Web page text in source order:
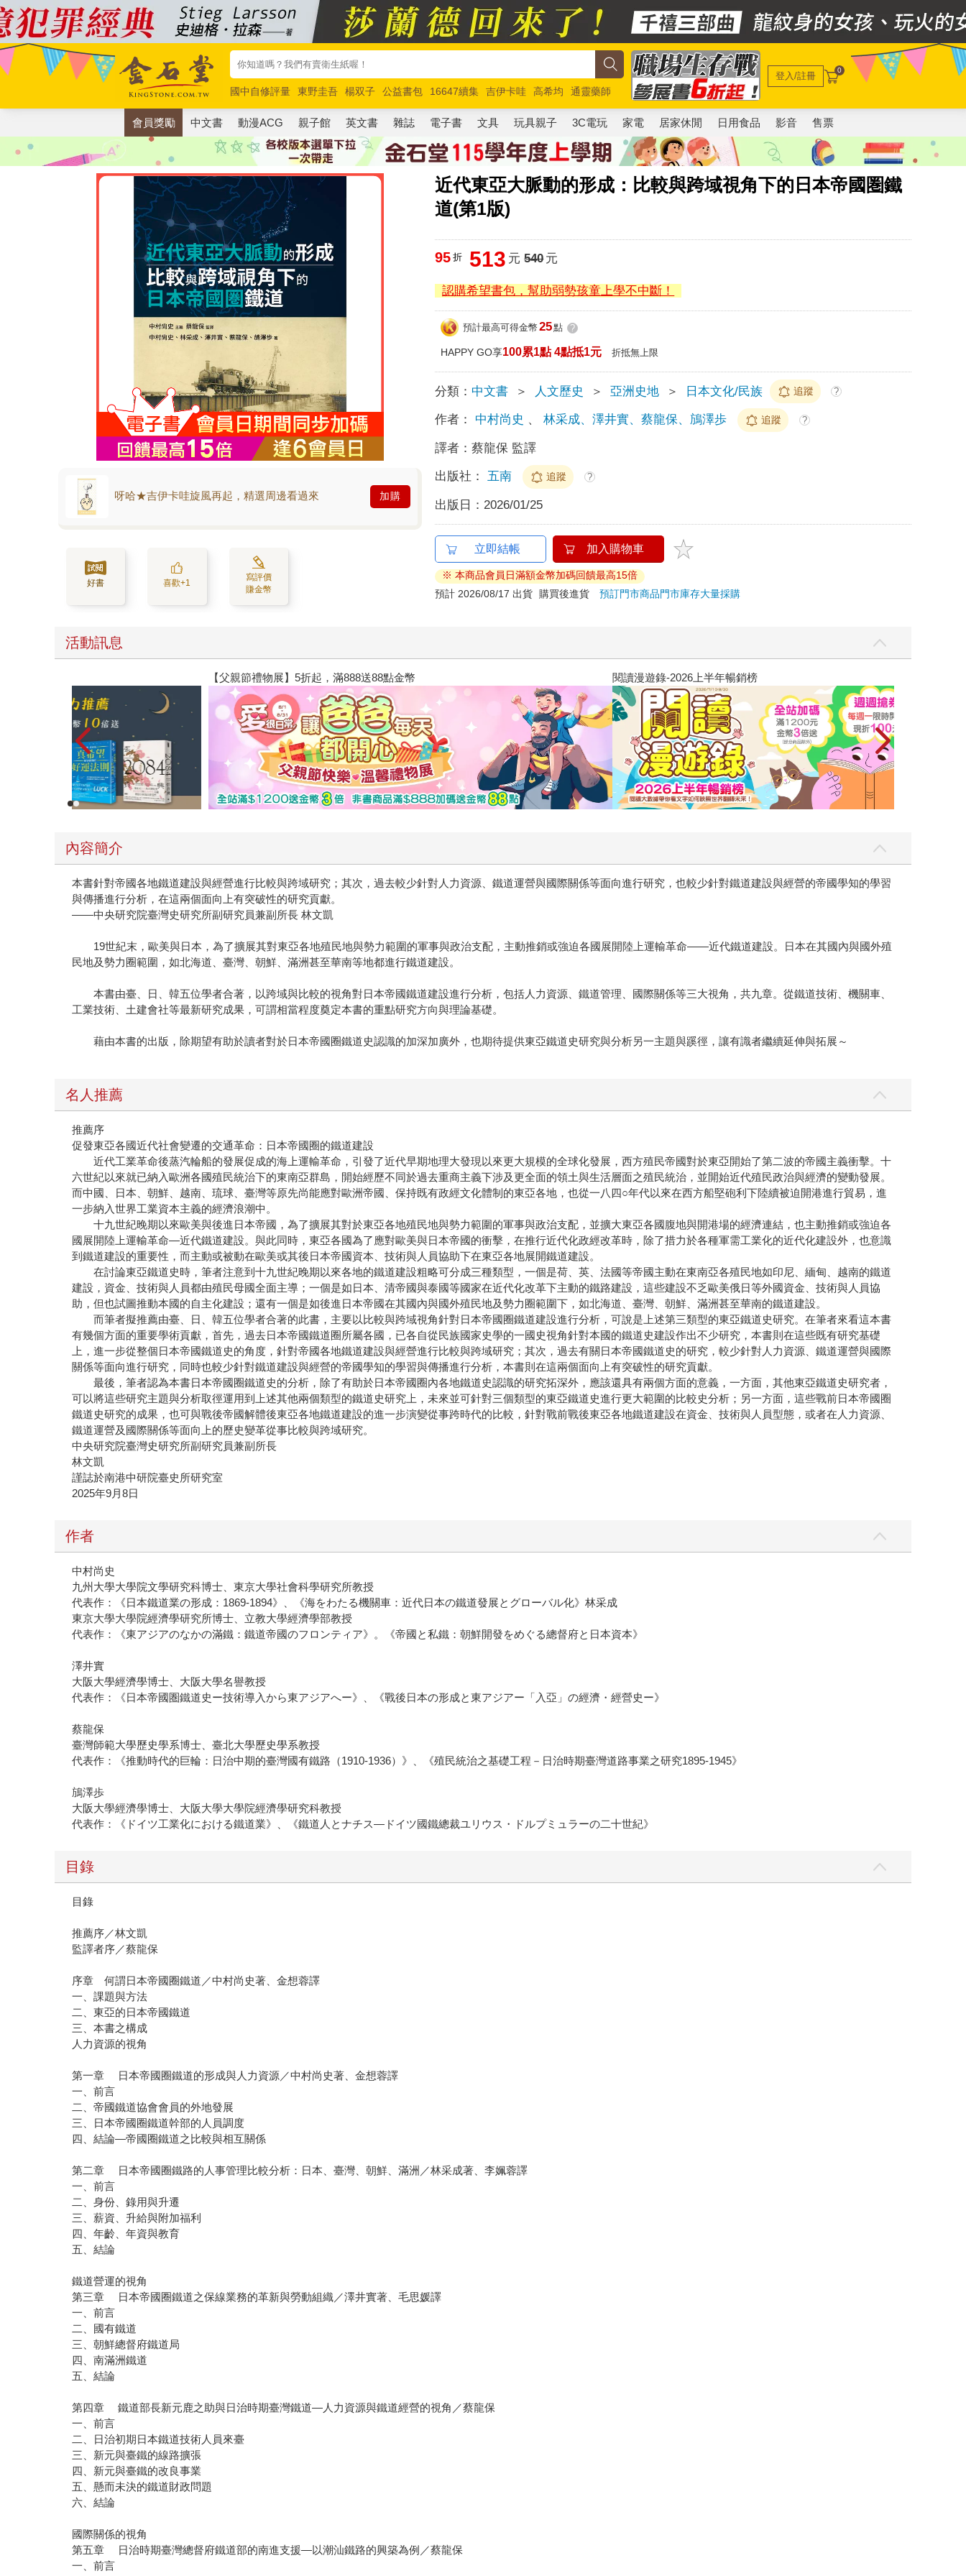
國中自修評量 東野圭吾 楊双子 公益書包 16647續集 吉伊卡哇 高希均
通靈藥師
唯紅花綻放
奧德賽 路邊攤新作 馬斯克 玩具總動員5 超慢跑
登入/註冊 0
會員獎勵 中文書 動漫ACG 親子館 英文書 雜誌 電子書 文具 玩具親子 3C電玩 家電 居家休閒 日用食品 影音 售票
近代東亞大脈動的形成：比較與跨域視角下的日本帝國圏鐵
道(第1版)
呀哈★吉伊卡哇旋風再起，精選周邊看過來 加購
好書 喜歡+1
寫評價
賺金幣
95 折 513 元 540元
認購希望書包，幫助弱勢孩童上學不中斷！
預計最高可得金幣 25點 ?
HAPPY GO享100累1點 4點抵1元 折抵無上限
分類： 中文書 ＞ 人文歷史 ＞ 亞洲史地 ＞ 日本文化/民族 追蹤 ?
作者： 中村尚史 、林采成、澤井實、蔡龍保、鴋澤歩 追蹤 ?
譯者：蔡龍保 監譯
出版社： 五南 追蹤 ?
出版日： 2026/01/25
立即結帳 加入購物車
※ 本商品會員日滿額金幣加碼回饋最高15倍
預計 2026/08/17 出貨
購買後進貨預訂門市商品門市庫存大量採購
活動訊息
【父親節禮物展】5折起，滿888送88點金幣 閱讀漫遊錄-2026上半年暢銷榜
內容簡介
本書針對帝國各地鐵道建設與經營進行比較與跨域研究；其次，過去較少針對人力資源、鐵道運營與國際關係等面向進行研究，也較少針對鐵道建設與經營的帝國學知的學習
與傳播進行分析，在這兩個面向上有突破性的研究貢獻。
——中央研究院臺灣史研究所副研究員兼副所長 林文凱
19世紀末，歐美與日本，為了擴展其對東亞各地殖民地與勢力範圍的軍事與政治支配，主動推銷或強迫各國展開陸上運輸革命——近代鐵道建設。日本在其國內與國外殖
民地及勢力圈範圍，如北海道、臺灣、朝鮮、滿洲甚至華南等地都進行鐵道建設。
本書由臺、日、韓五位學者合著，以跨域與比較的視角對日本帝國鐵道建設進行分析，包括人力資源、鐵道管理、國際關係等三大視角，共九章。從鐵道技術、機關車、
工業技術、土建會社等最新研究成果，可謂相當程度奠定本書的重點研究方向與理論基礎。
藉由本書的出版，除期望有助於讀者對於日本帝國圈鐵道史認識的加深加廣外，也期待提供東亞鐵道史研究與分析另一主題與蹊徑，讓有識者繼續延伸與拓展～
名人推薦
推薦序
促發東亞各國近代社會變遷的交通革命：日本帝國圈的鐵道建設
近代工業革命後蒸汽輪船的發展促成的海上運輸革命，引發了近代早期地理大發現以來更大規模的全球化發展，西方殖民帝國對於東亞開始了第二波的帝國主義衝擊。十
六世紀以來就已納入歐洲各國殖民統治下的東南亞群島，開始經歷不同於過去重商主義下涉及更全面的領土與生活層面之殖民統治，並開始近代殖民政治與經濟的變動發展。
而中國、日本、朝鮮、越南、琉球、臺灣等原先尚能應對歐洲帝國、保持既有政經文化體制的東亞各地，也從一八四○年代以來在西方船堅砲利下陸續被迫開港進行貿易，進
一步納入世界工業資本主義的經濟浪潮中。
十九世紀晚期以來歐美與後進日本帝國，為了擴展其對於東亞各地殖民地與勢力範圍的軍事與政治支配，並擴大東亞各國腹地與開港場的經濟連結，也主動推銷或強迫各
國展開陸上運輸革命—近代鐵道建設。與此同時，東亞各國為了應對歐美與日本帝國的衝擊，在推行近代化政經改革時，除了措力於各種軍需工業化的近代化建設外，也意識
到鐵道建設的重要性，而主動或被動在歐美或其後日本帝國資本、技術與人員協助下在東亞各地展開鐵道建設。
在討論東亞鐵道史時，筆者注意到十九世紀晚期以來各地的鐵道建設粗略可分成三種類型，一個是荷、英、法國等帝國主動在東南亞各殖民地如印尼、緬甸、越南的鐵道
建設，資金、技術與人員都由殖民母國全面主導；一個是如日本、清帝國與泰國等國家在近代化改革下主動的鐵路建設，這些建設不乏歐美俄日等外國資金、技術與人員協
助，但也試圖推動本國的自主化建設；還有一個是如後進日本帝國在其國內與國外殖民地及勢力圈範圍下，如北海道、臺灣、朝鮮、滿洲甚至華南的鐵道建設。
而筆者擬推薦由臺、日、韓五位學者合著的此書，主要以比較與跨域視角針對日本帝國圈鐵道建設進行分析，可說是上述第三類型的東亞鐵道史研究。在筆者來看這本書
有幾個方面的重要學術貢獻，首先，過去日本帝國鐵道圈所屬各國，已各自從民族國家史學的一國史視角針對本國的鐵道史建設作出不少研究，本書則在這些既有研究基礎
上，進一步從整個日本帝國鐵道史的角度，針對帝國各地鐵道建設與經營進行比較與跨域研究；其次，過去有關日本帝國鐵道史的研究，較少針對人力資源、鐵道運營與國際
關係等面向進行研究，同時也較少針對鐵道建設與經營的帝國學知的學習與傳播進行分析，本書則在這兩個面向上有突破性的研究貢獻。
最後，筆者認為本書日本帝國圈鐵道史的分析，除了有助於日本帝國圈內各地鐵道史認識的研究拓深外，應該還具有兩個方面的意義，一方面，其他東亞鐵道史研究者，
可以將這些研究主題與分析取徑運用到上述其他兩個類型的鐵道史研究上，未來並可針對三個類型的東亞鐵道史進行更大範圍的比較史分析；另一方面，這些戰前日本帝國圈
鐵道史研究的成果，也可與戰後帝國解體後東亞各地鐵道建設的進一步演變從事跨時代的比較，針對戰前戰後東亞各地鐵道建設在資金、技術與人員型態，或者在人力資源、
鐵道運營及國際關係等面向上的歷史變革從事比較與跨域研究。
中央研究院臺灣史研究所副研究員兼副所長
林文凱
謹誌於南港中研院臺史所研究室
2025年9月8日
作者
中村尚史
九州大學大學院文學研究科博士、東京大學社會科學研究所教授
代表作：《日本鐵道業の形成：1869-1894》、《海をわたる機關車：近代日本の鐵道發展とグローバル化》林采成
東京大學大學院經濟學研究所博士、立教大學經濟學部教授
代表作：《東アジアのなかの滿鐵：鐵道帝國のフロンティア》。《帝國と私鐵：朝鮮開發をめぐる總督府と日本資本》
澤井實
大阪大學經濟學博士、大阪大學名譽教授
代表作：《日本帝國圏鐵道史ー技術導入から東アジアへー》、《戰後日本の形成と東アジアー「入亞」の經濟・經營史ー》
蔡龍保
臺灣師範大學歷史學系博士、臺北大學歷史學系教授
代表作：《推動時代的巨輪：日治中期的臺灣國有鐵路（1910-1936）》、《殖民統治之基礎工程－日治時期臺灣道路事業之研究1895-1945》
鴋澤歩
大阪大學經濟學博士、大阪大學大學院經濟學研究科教授
代表作：《ドイツ工業化における鐵道業》、《鐵道人とナチス―ドイツ國鐵總裁ユリウス・ドルプミュラーの二十世紀》
目錄
目錄
推薦序／林文凱
監譯者序／蔡龍保
序章 何謂日本帝國圈鐵道／中村尚史著、金想蓉譯
一、課題與方法
二、東亞的日本帝國鐵道
三、本書之構成
人力資源的視角
第一章 日本帝國圈鐵道的形成與人力資源／中村尚史著、金想蓉譯
一、前言
二、帝國鐵道協會會員的外地發展
三、日本帝國圈鐵道幹部的人員調度
四、結論—帝國圈鐵道之比較與相互關係
第二章 日本帝國圈鐵路的人事管理比較分析：日本、臺灣、朝鮮、滿洲／林采成著、李姵蓉譯
一、前言
二、身份、錄用與升遷
三、薪資、升給與附加福利
四、年齡、年資與教育
五、結論
鐵道營運的視角
第三章 日本帝國圈鐵道之保線業務的革新與勞動組織／澤井實著、毛思媛譯
一、前言
二、國有鐵道
三、朝鮮總督府鐵道局
四、南滿洲鐵道
五、結論
第四章 鐵道部長新元鹿之助與日治時期臺灣鐵道—人力資源與鐵道經營的視角／蔡龍保
一、前言
二、日治初期日本鐵道技術人員來臺
三、新元與臺鐵的線路擴張
四、新元與臺鐵的改良事業
五、懸而未決的鐵道財政問題
六、結論
國際關係的視角
第五章 日治時期臺灣總督府鐵道部的南進支援—以潮汕鐵路的興築為例／蔡龍保
一、前言